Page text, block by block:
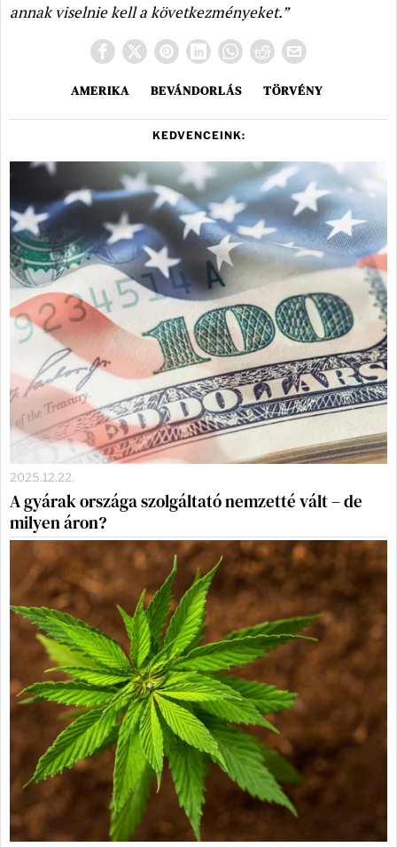
annak viselnie kell a következményeket.”
AMERIKA BEVÁNDORLÁS TÖRVÉNY
KEDVENCEINK:
2025.12.22.
A gyárak országa szolgáltató nemzetté vált – de
milyen áron?